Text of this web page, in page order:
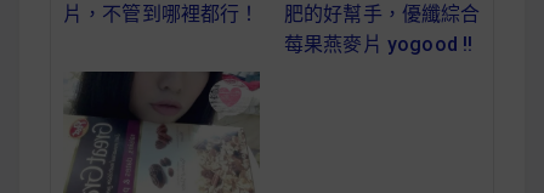
片，不管到哪裡都行！
肥的好幫手，優纖綜合
莓果燕麥片 yogood !!